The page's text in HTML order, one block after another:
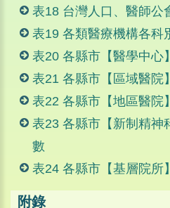
表18 台灣人口、醫師公
表19 各類醫療機構各科
表20 各縣市【醫學中心
表21 各縣市【區域醫院
表22 各縣市【地區醫院
表23 各縣市【新制精神
數
表24 各縣市【基層院所
附錄